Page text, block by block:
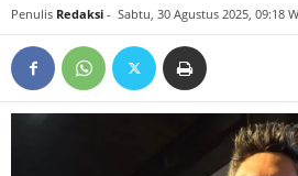
Penulis Redaksi - Sabtu, 30 Agustus 2025, 09:18